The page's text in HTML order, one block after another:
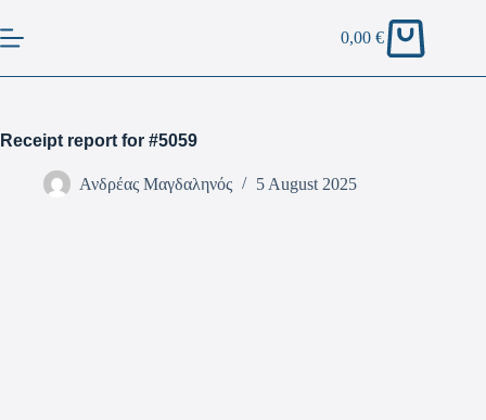
0,00€
Receipt report for #5059
Ανδρέας Μαγδαληνός 5 August 2025